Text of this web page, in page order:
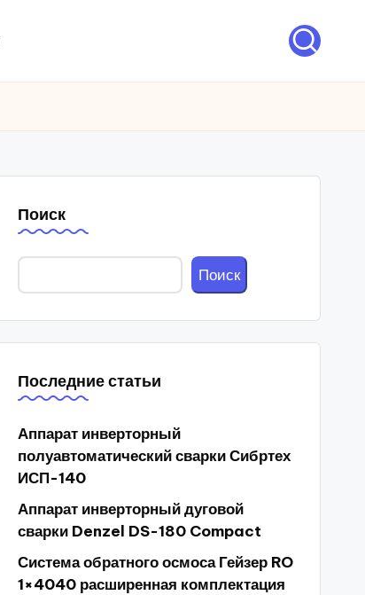
Поиск
Поиск
Последние статьи
Аппарат инверторный
полуавтоматический сварки Сибртех
ИСП-140
Аппарат инверторный дуговой
сварки Denzel DS-180 Compact
Система обратного осмоса Гейзер RO
1×4040 расширенная комплектация